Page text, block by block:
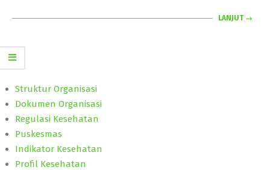
LANJUT →
Struktur Organisasi
Dokumen Organisasi
Regulasi Kesehatan
Puskesmas
Indikator Kesehatan
Profil Kesehatan